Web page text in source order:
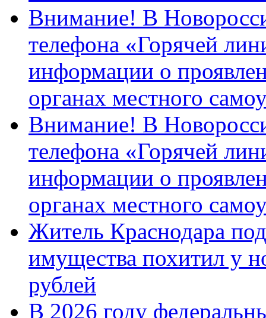
Внимание! В
телефона «Горячей
информации о
органах местного
Внимание! В
телефона «Горячей
информации о
органах местного
Житель Краснодара
имущества похитил у
рублей
В 2026 году